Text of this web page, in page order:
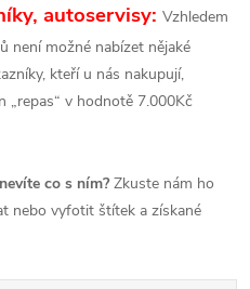
autoservisy: Vzhledem
není možné nabízet nějaké
kteří u nás nakupují,
„repas“ v hodnotě 7.000Kč
co s ním?Zkuste nám ho
nebo vyfotit štítek a získané